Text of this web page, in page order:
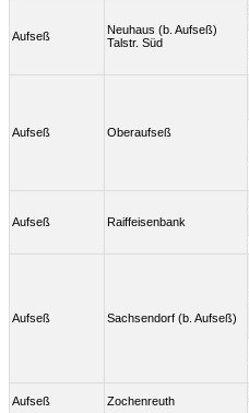
Aufseß
Neuhaus (b. Aufseß)
Talstr. Süd
Aufseß Oberaufseß
Aufseß Raiffeisenbank
Aufseß Sachsendorf (b. Aufseß)
Aufseß Zochenreuth